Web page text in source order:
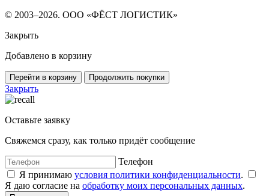
© 2003–2026. ООО «ФЁСТ ЛОГИСТИК»
Закрыть
Добавлено в корзину
Перейти в корзину Продолжить покупки
Закрыть
Оставьте заявку
Свяжемся сразу, как только придёт сообщение
Телефон
Я принимаю условия политики конфиденциальности.
Я даю согласие на обработку моих персональных данных.